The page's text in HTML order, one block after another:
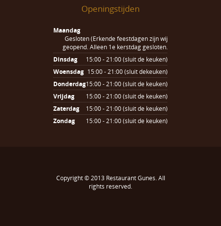
Openingstijden
Maandag
Gesloten (Erkende feestdagen zijn wij
geopend. Alleen 1e kerstdag gesloten.
Dinsdag
15:00 - 21:00 (sluit de keuken)
Woensdag 15:00 - 21:00 (sluit dekeuken)
Donderdag15:00 - 21:00 (sluit de keuken)
Vrijdag
15:00 - 21:00 (sluit de keuken)
Zaterdag
15:00 - 21:00 (sluit de keuken)
Zondag
15:00 - 21:00 (sluit de keuken)
Copyright © 2013 Restaurant Gunes. All
rights reserved.